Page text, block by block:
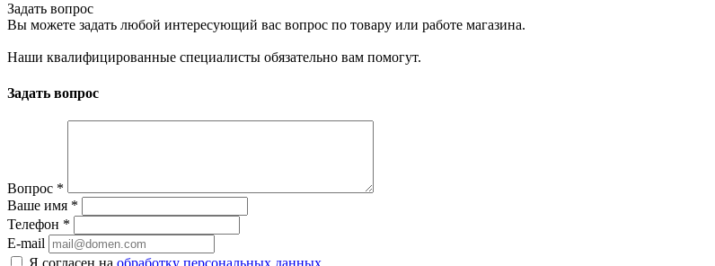
Задать вопрос
Вы можете задать любой интересующий вас вопрос по товару или работе магазина.
Наши квалифицированные специалисты обязательно вам помогут.
Задать вопрос
Вопрос *
Ваше имя *
Телефон *
E-mail
Я согласен на обработку персональных данных